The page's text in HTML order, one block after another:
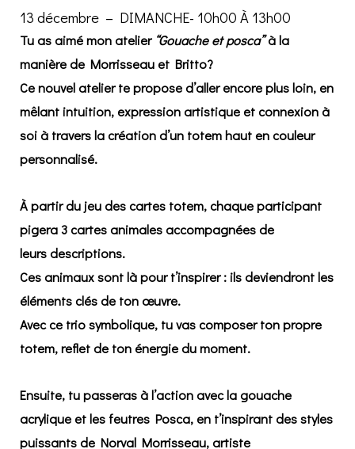
13 décembre – DIMANCHE- 10h00 À 13h00
Tu as aimé mon atelier “Gouache et posca”à la
manière de Morrisseau et Britto?
Ce nouvel atelier te propose d’aller encore plus loin, en
mêlant intuition,expression artistiqueetconnexion à
soià travers la création d’un totem haut en couleur
personnalisé.
À partir du jeu des cartes totem, chaque participant
pigera3 cartes animalesaccompagnées de
leursdescriptions.
Ces animaux sont là pour t’inspirer : ils deviendront les
éléments clés de ton œuvre.
Avec ce trio symbolique, tu vascomposer ton propre
totem, reflet de ton énergie du moment.
Ensuite, tu passeras à l’action avec lagouache
acryliqueet les feutres Posca, en t’inspirant des styles
puissants deNorval Morrisseau, artiste